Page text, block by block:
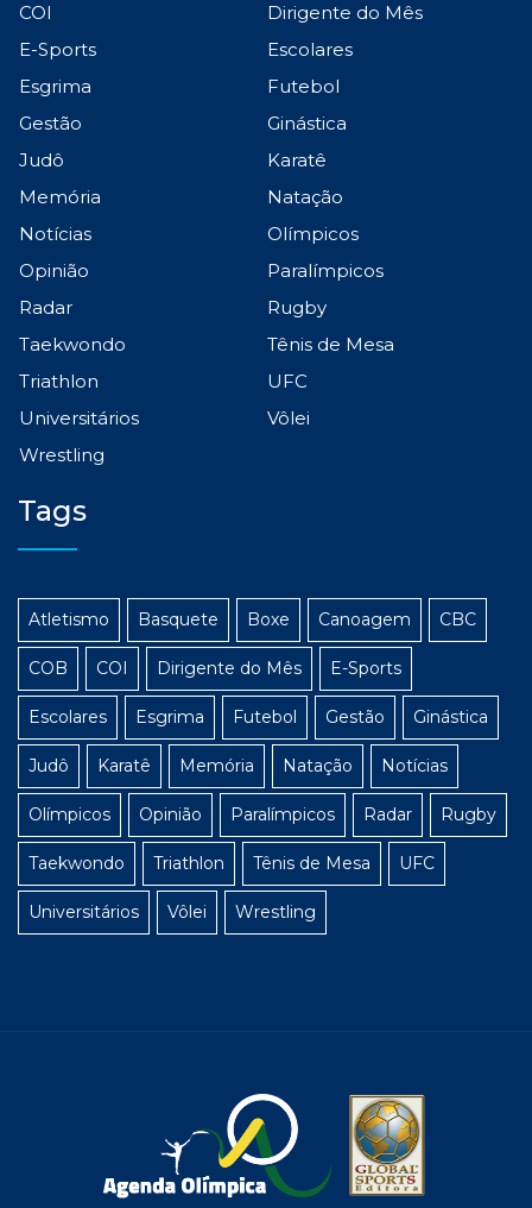
COI
Dirigente do Mês
E-Sports
Escolares
Esgrima
Futebol
Gestão
Ginástica
Judô
Karatê
Memória
Natação
Notícias
Olímpicos
Opinião
Paralímpicos
Radar
Rugby
Taekwondo
Tênis de Mesa
Triathlon
UFC
Universitários
Vôlei
Wrestling
Tags
Atletismo Basquete Boxe Canoagem CBC
COB COI Dirigente do Mês E-Sports
Escolares Esgrima Futebol Gestão Ginástica
Judô Karatê Memória Natação Notícias
Olímpicos Opinião Paralímpicos Radar Rugby
Taekwondo Triathlon Tênis de Mesa UFC
Universitários Vôlei Wrestling